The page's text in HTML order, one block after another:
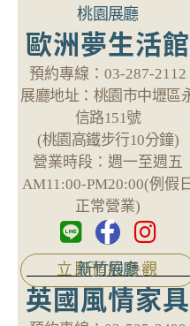
桃園展廳
歐洲夢生活館
預約專線： 03-287-2112
展廳地址： 桃園市中壢區
信路151號
(桃園高鐵步行10分鐘)
營業時段： 週一至週五
AM11:00-PM20:00(例假日
正常營業)
立即預約參觀
新竹展廳
英國風情家具